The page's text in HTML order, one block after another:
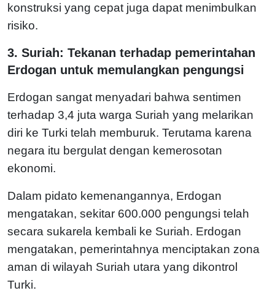
konstruksi yang cepat juga dapat menimbulkan
risiko.
3. Suriah: Tekanan terhadap pemerintahan
Erdogan untuk memulangkan pengungsi
Erdogan sangat menyadari bahwa sentimen
terhadap 3,4 juta warga Suriah yang melarikan
diri ke Turki telah memburuk. Terutama karena
negara itu bergulat dengan kemerosotan
ekonomi.
Dalam pidato kemenangannya, Erdogan
mengatakan, sekitar 600.000 pengungsi telah
secara sukarela kembali ke Suriah. Erdogan
mengatakan, pemerintahnya menciptakan zona
aman di wilayah Suriah utara yang dikontrol
Turki.